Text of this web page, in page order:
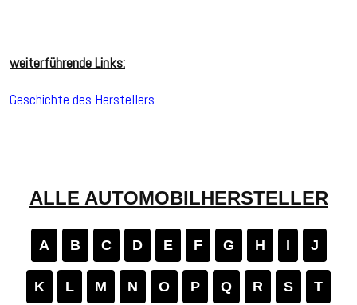
weiterführende Links:
Geschichte des Herstellers
ALLE AUTOMOBILHERSTELLER
A B C D E F G H I J
K L M N O P Q R S T